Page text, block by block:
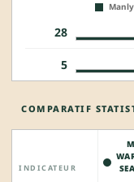
28
5
COMPARATIF
INDICATEUR